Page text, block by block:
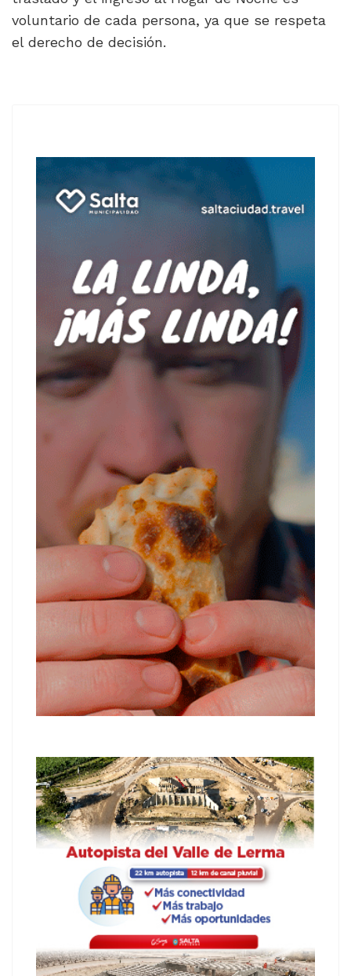
voluntario de cada persona, ya que se respeta
el derecho de decisión.